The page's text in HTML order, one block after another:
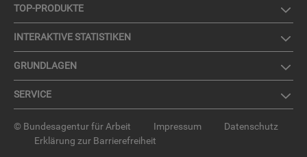
TOP-PRO­DUK­TE
IN­TER­AK­TI­VE STA­TIS­TI­KEN
GRUND­LA­GEN
SER­VICE
© Bundesagentur für Arbeit Impressum
Datenschutz
Erklärung zur Barrierefreiheit